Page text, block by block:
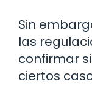
Sin
las
confirmar
ciertos